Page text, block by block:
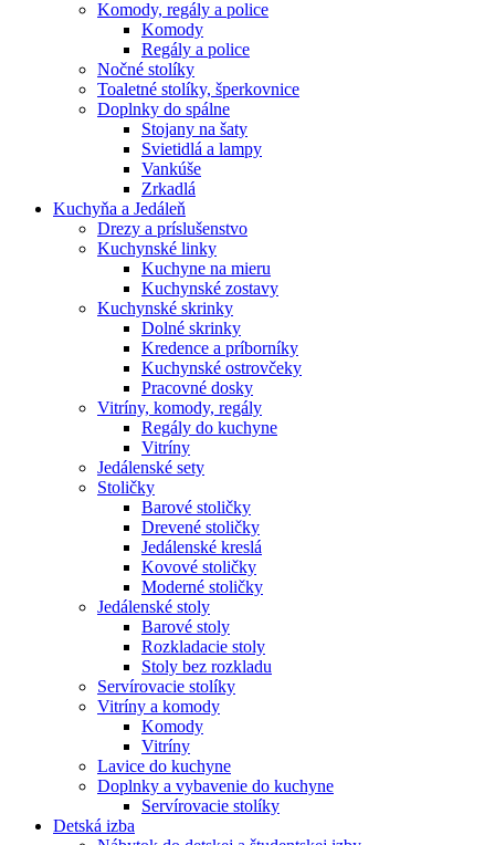
Komody, regály a police
Komody
Regály a police
Nočné stolíky
Toaletné stolíky, šperkovnice
Doplnky do spálne
Stojany na šaty
Svietidlá a lampy
Vankúše
Zrkadlá
Kuchyňa a Jedáleň
Drezy a príslušenstvo
Kuchynské linky
Kuchyne na mieru
Kuchynské zostavy
Kuchynské skrinky
Dolné skrinky
Kredence a príborníky
Kuchynské ostrovčeky
Pracovné dosky
Vitríny, komody, regály
Regály do kuchyne
Vitríny
Jedálenské sety
Stoličky
Barové stoličky
Drevené stoličky
Jedálenské kreslá
Kovové stoličky
Moderné stoličky
Jedálenské stoly
Barové stoly
Rozkladacie stoly
Stoly bez rozkladu
Servírovacie stolíky
Vitríny a komody
Komody
Vitríny
Lavice do kuchyne
Doplnky a vybavenie do kuchyne
Servírovacie stolíky
Detská izba